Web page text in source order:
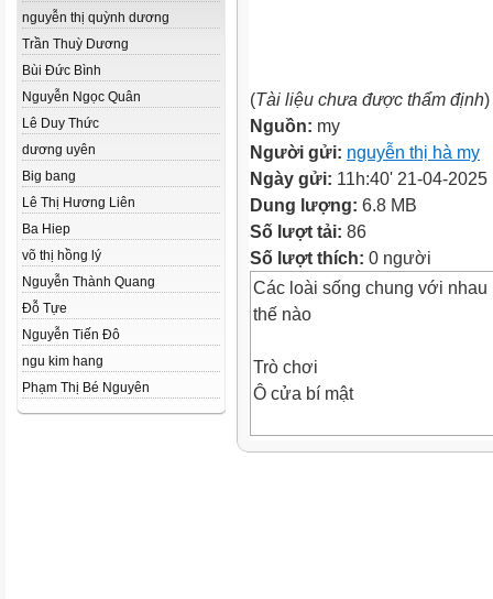
nguyễn thị quỳnh dương
Trần Thuỳ Dương
Bùi Đức Bình
Nguyễn Ngọc Quân
Lê Duy Thức
dương uyên
Big bang
Lê Thị Hương Liên
Ba Hiep
võ thị hồng lý
Nguyễn Thành Quang
Đỗ Tựe
Nguyễn Tiến Đô
ngu kim hang
Phạm Thị Bé Nguyên
(Tài liệu chưa được thẩm định)
Nguồn: my
Người gửi: nguyễn thị hà my
Ngày gửi: 11h:40' 21-04-2025
Dung lượng: 6.8 MB
Số lượt tải: 86
Số lượt thích: 0 người
Các loài sống chung với nhau
thế nào
Trò chơi
Ô cửa bí mật